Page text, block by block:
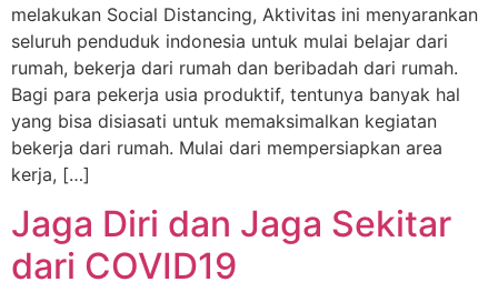
melakukan Social Distancing, Aktivitas ini menyarankan
seluruh penduduk indonesia untuk mulai belajar dari
rumah, bekerja dari rumah dan beribadah dari rumah.
Bagi para pekerja usia produktif, tentunya banyak hal
yang bisa disiasati untuk memaksimalkan kegiatan
bekerja dari rumah. Mulai dari mempersiapkan area
kerja, […]
Jaga Diri dan Jaga Sekitar
dari COVID19